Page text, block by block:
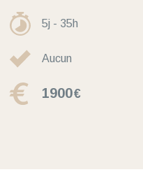
5j - 35h
Aucun
1900€